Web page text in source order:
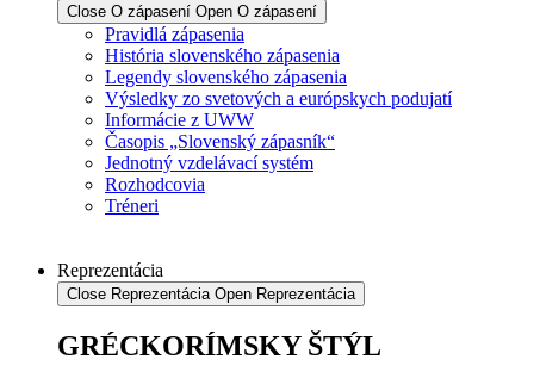
Close O zápasení Open O zápasení
Pravidlá zápasenia
História slovenského zápasenia
Legendy slovenského zápasenia
Výsledky zo svetových a európskych podujatí
Informácie z UWW
Časopis „Slovenský zápasník“
Jednotný vzdelávací systém
Rozhodcovia
Tréneri
Reprezentácia
Close Reprezentácia Open Reprezentácia
GRÉCKORÍMSKY ŠTÝL